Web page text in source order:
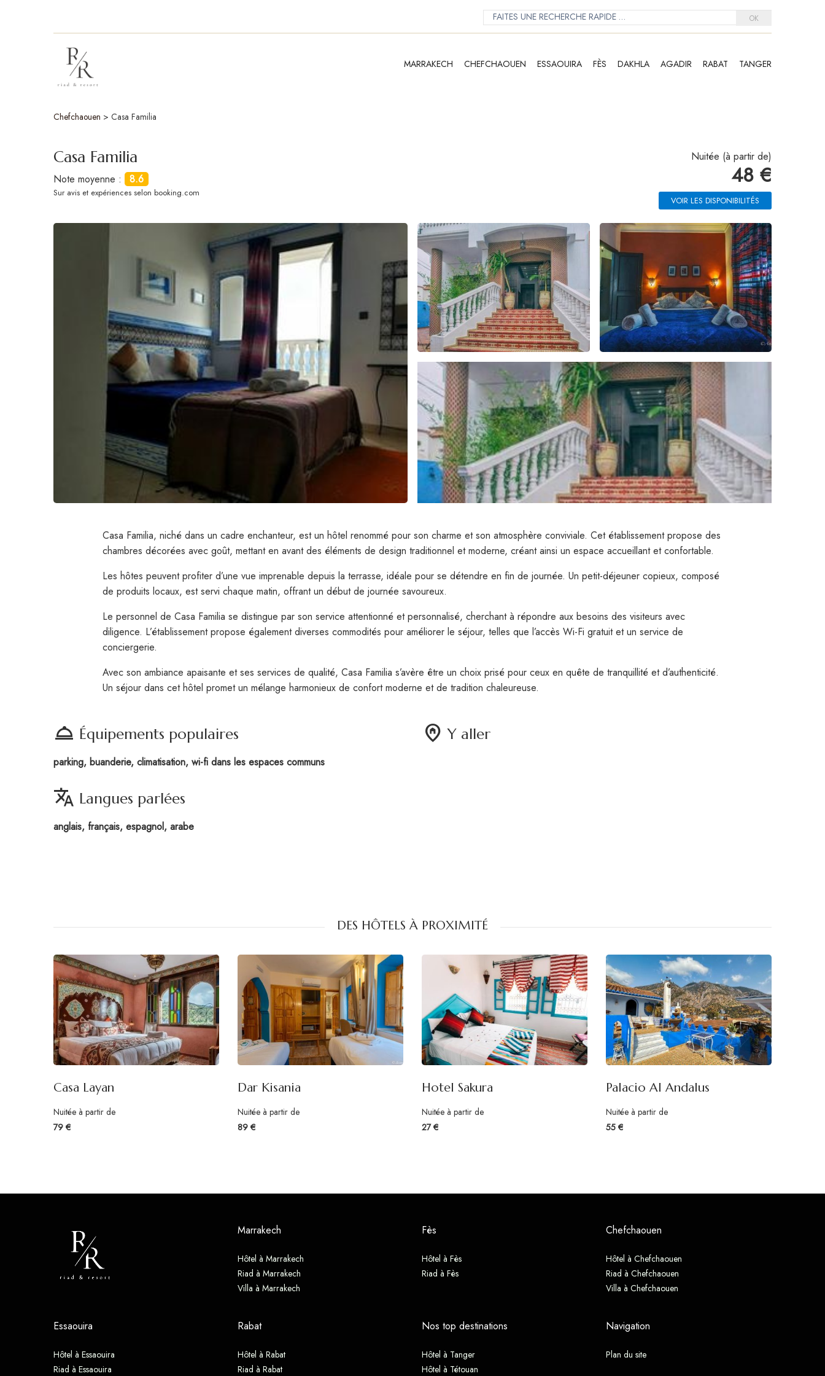
OK
MARRAKECH CHEFCHAOUEN ESSAOUIRA FÈS DAKHLA AGADIR RABAT TANGER
Chefchaouen > Casa Familia
Casa Familia
Note moyenne : 8.6
Sur avis et expériences selon booking.com
Nuitée (à partir de)
48 €
VOIR LES DISPONIBILITÉS
Casa Familia, niché dans un cadre enchanteur, est un hôtel renommé pour son charme et son atmosphère conviviale. Cet établissement propose des
chambres décorées avec goût, mettant en avant des éléments de design traditionnel et moderne, créant ainsi un espace accueillant et confortable.
Les hôtes peuvent profiter d’une vue imprenable depuis la terrasse, idéale pour se détendre en fin de journée. Un petit-déjeuner copieux, composé
de produits locaux, est servi chaque matin, offrant un début de journée savoureux.
Le personnel de Casa Familia se distingue par son service attentionné et personnalisé, cherchant à répondre aux besoins des visiteurs avec
diligence. L’établissement propose également diverses commodités pour améliorer le séjour, telles que l’accès Wi-Fi gratuit et un service de
conciergerie.
Avec son ambiance apaisante et ses services de qualité, Casa Familia s’avère être un choix prisé pour ceux en quête de tranquillité et d’authenticité.
Un séjour dans cet hôtel promet un mélange harmonieux de confort moderne et de tradition chaleureuse.
room_service Équipements populaires
parking, buanderie, climatisation, wi-fi dans les espaces communs
translate Langues parlées
anglais, français, espagnol, arabe
home_pin Y aller
DES HÔTELS À PROXIMITÉ
Casa Layan
Nuitée à partir de
79 €
Dar Kisania
Nuitée à partir de
89 €
Hotel Sakura
Nuitée à partir de
27 €
Palacio Al Andalus
Nuitée à partir de
55 €
Marrakech
Hôtel à Marrakech
Riad à Marrakech
Villa à Marrakech
Fès
Hôtel à Fès
Riad à Fès
Chefchaouen
Hôtel à Chefchaouen
Riad à Chefchaouen
Villa à Chefchaouen
Essaouira
Hôtel à Essaouira
Riad à Essaouira
Rabat
Hôtel à Rabat
Riad à Rabat
Nos top destinations
Hôtel à Tanger
Hôtel à Tétouan
Navigation
Plan du site